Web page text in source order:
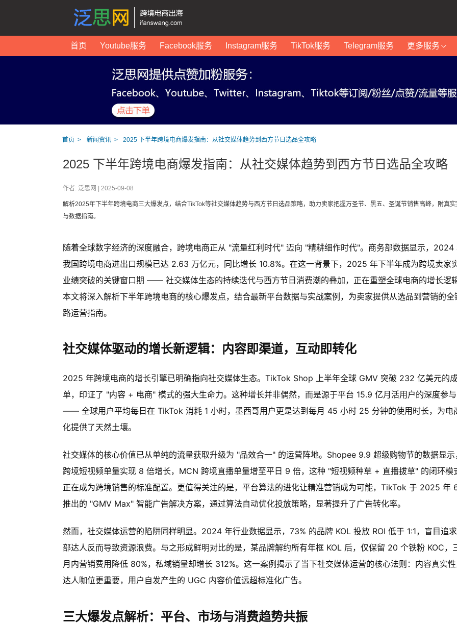
首页 Youtube服务 Facebook服务 Instagram服务 TikTok服务 Telegram服务 更多服务
首页 新闻资讯 2025 下半年跨境电商爆发指南：从社交媒体趋势到西方节日选品全攻略
2025 下半年跨境电商爆发指南：从社交媒体趋势到西方节日选品全攻略
作者: 泛思网 | 2025-09-08
解析2025年下半年跨境电商三大爆发点，结合TikTok等社交媒体趋势与西方节日选品策略，助力卖家把握万圣节、黑五、圣诞节销售高峰，附真实
与数据指南。
随着全球数字经济的深度融合，跨境电商正从 "流量红利时代" 迈向 "精耕细作时代"。商务部数据显示，2024
我国跨境电商进出口规模已达 2.63 万亿元，同比增长 10.8%。在这一背景下，2025 年下半年成为跨境卖家
业绩突破的关键窗口期 —— 社交媒体生态的持续迭代与西方节日消费潮的叠加，正在重塑全球电商的增长逻辑
本文将深入解析下半年跨境电商的核心爆发点，结合最新平台数据与实战案例，为卖家提供从选品到营销的全
路运营指南。
社交媒体驱动的增长新逻辑：内容即渠道，互动即转化
2025 年跨境电商的增长引擎已明确指向社交媒体生态。TikTok Shop 上半年全球 GMV 突破 232 亿美元的
单，印证了 "内容 + 电商" 模式的强大生命力。这种增长并非偶然，而是源于平台 15.9 亿月活用户的深度参与
—— 全球用户平均每日在 TikTok 消耗 1 小时，墨西哥用户更是达到每月 45 小时 25 分钟的使用时长，为电
化提供了天然土壤。
社交媒体的核心价值已从单纯的流量获取升级为 "品效合一" 的运营阵地。Shopee 9.9 超级购物节的数据显示
跨境短视频单量实现 8 倍增长，MCN 跨境直播单量增至平日 9 倍，这种 "短视频种草 + 直播拔草" 的闭环模
正在成为跨境销售的标准配置。更值得关注的是，平台算法的进化让精准营销成为可能，TikTok 于 2025 年
推出的 "GMV Max" 智能广告解决方案，通过算法自动优化投放策略，显著提升了广告转化率。
然而，社交媒体运营的陷阱同样明显。2024 年行业数据显示，73% 的品牌 KOL 投放 ROI 低于 1:1，盲目追
部达人反而导致资源浪费。与之形成鲜明对比的是，某品牌解约所有年框 KOL 后，仅保留 20 个铁粉 KOC，
月内营销费用降低 80%，私域销量却增长 312%。这一案例揭示了当下社交媒体运营的核心法则：内容真实
达人咖位更重要，用户自发产生的 UGC 内容价值远超标准化广告。
三大爆发点解析：平台、市场与消费趋势共振